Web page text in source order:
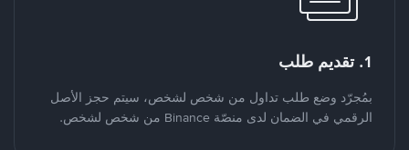
1. تقديم طلب
بمُجرّد وضع طلب تداول من شخص لشخص، سيتم حجز الأصل
الرقمي في الضمان لدى منصّة Binance من شخص لشخص.